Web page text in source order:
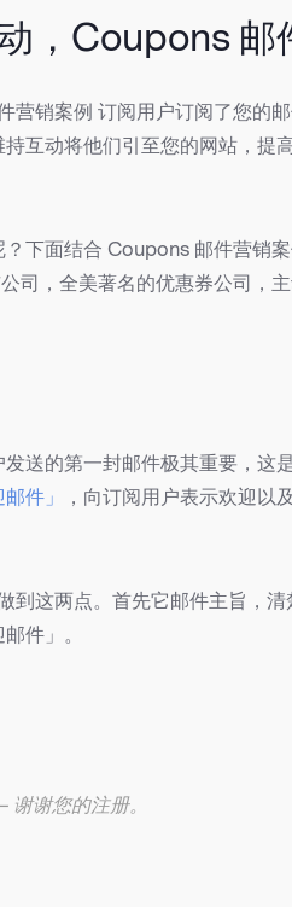
，Coupons 邮
营销案例 订阅用户订阅了您的
持互动将他们引至您的网站，提
下面结合 Coupons 邮件营销
司，全美著名的优惠券公司，
送的第一封邮件极其重要，这
邮件」
，向订阅用户表示欢迎以
到这两点。首先它邮件主旨，
件」。
谢您的注册。